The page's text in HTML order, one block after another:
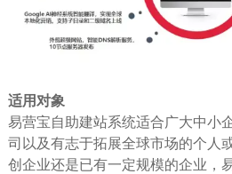
适用对象
易营宝自助建站系统适合广大中小
司以及有志于拓展全球市场的个人
创企业还是已有一定规模的企业，